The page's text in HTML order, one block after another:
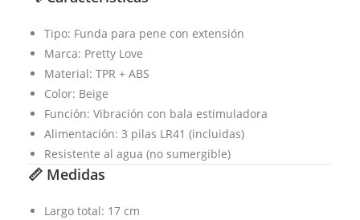
Tipo: Funda para pene con extensión
Marca: Pretty Love
Material: TPR + ABS
Color: Beige
Función: Vibración con bala estimuladora
Alimentación: 3 pilas LR41 (incluidas)
Resistente al agua (no sumergible)
📏 Medidas
Largo total: 17 cm